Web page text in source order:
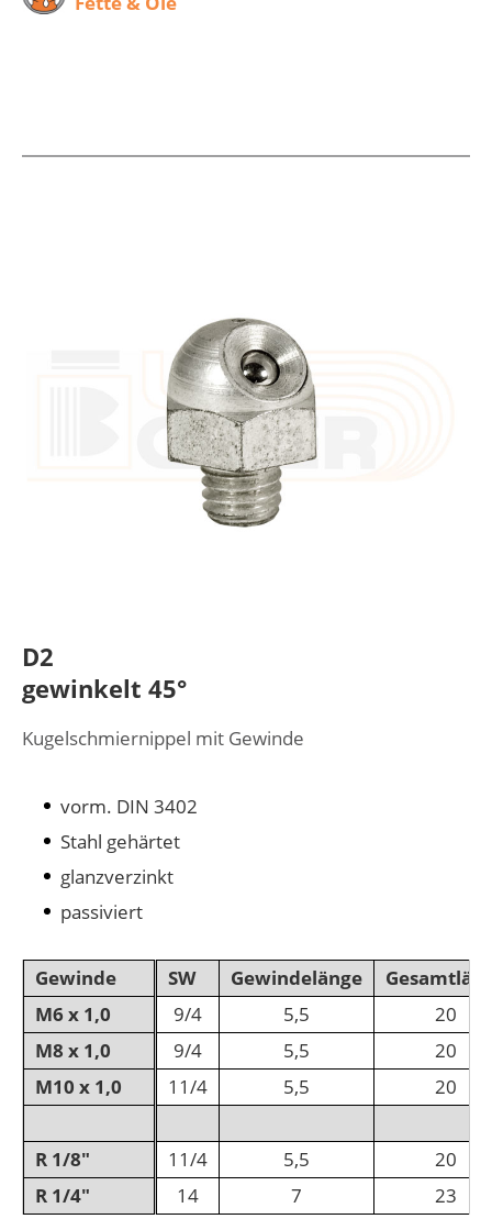
D2
gewinkelt 45°
Kugelschmiernippel mit Gewinde
vorm. DIN 3402
Stahl gehärtet
glanzverzinkt
passiviert
SW Gewindelänge
9/4
5,5
20
9/4
5,5
20
11/4
5,5 20
11/4 5,5
20
14
7 23
Gewinde
M6 x 1,0
M8 x 1,0
M10 x 1,0
R 1/8"
R 1/4"